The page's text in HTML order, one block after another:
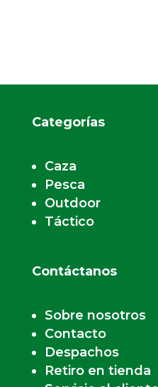
Categorías
Caza
Pesca
Outdoor
Táctico
Contáctanos
Sobre nosotros
Contacto
Despachos
Retiro en tienda